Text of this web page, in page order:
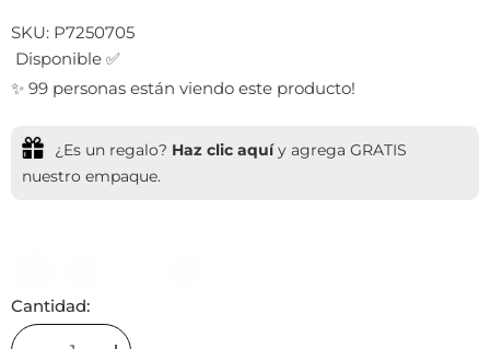
SKU: P7250705
Disponible ✅
✨ 99 personas están viendo este producto!
¿Es un regalo? Haz clic aquíy agrega GRATIS
nuestro empaque.
Cantidad: